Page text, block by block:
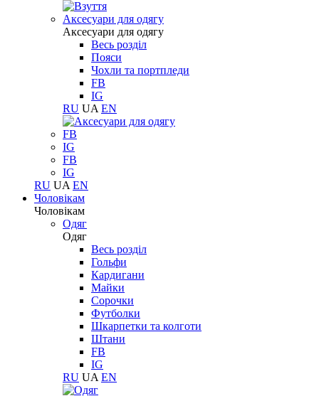
Aксесуари для одягу
Aксесуари для одягу
Весь розділ
Пояси
Чохли та портпледи
FB
IG
RU UA EN
FB
IG
FB
IG
RU UA EN
Чоловікам
Чоловікам
Одяг
Одяг
Весь розділ
Гольфи
Кардигани
Майки
Сорочки
Футболки
Шкарпетки та колготи
Штани
FB
IG
RU UA EN